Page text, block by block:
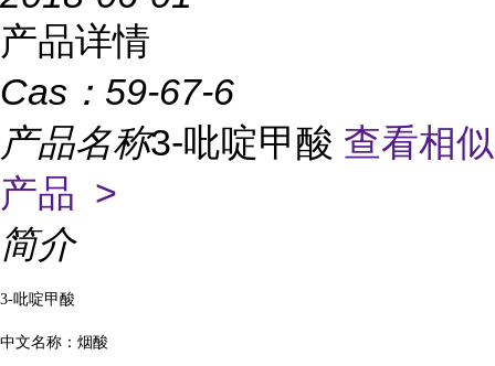
产品详情
Cas： 59-67-6
产品名称3-吡啶甲酸 查看相似
产品 >
简介
3-吡啶甲酸
中文名称：烟酸